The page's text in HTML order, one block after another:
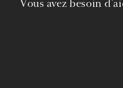
Vous avez besoin